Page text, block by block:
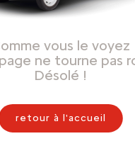
vous le voyez
ne tourne pas
Désolé !
retour à l'accueil